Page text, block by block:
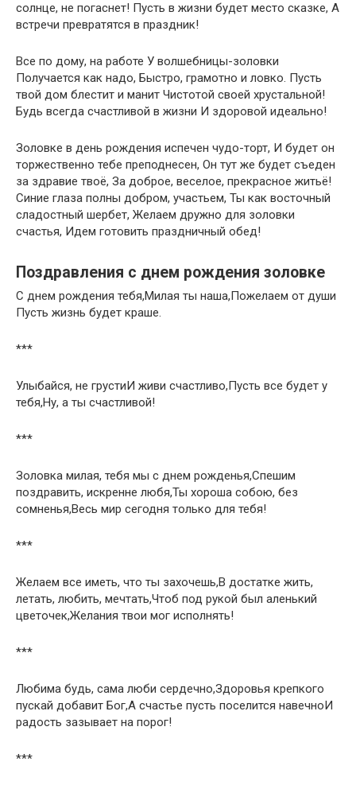
солнце, не погаснет! Пусть в жизни будет место сказке, А
встречи превратятся в праздник!
Все по дому, на работе У волшебницы-золовки
Получается как надо, Быстро, грамотно и ловко. Пусть
твой дом блестит и манит Чистотой своей хрустальной!
Будь всегда счастливой в жизни И здоровой идеально!
Золовке в день рождения испечен чудо-торт, И будет он
торжественно тебе преподнесен, Он тут же будет съеден
за здравие твоё, За доброе, веселое, прекрасное житьё!
Синие глаза полны добром, участьем, Ты как восточный
сладостный шербет, Желаем дружно для золовки
счастья, Идем готовить праздничный обед!
Поздравления с днем рождения золовке
С днем рождения тебя,Милая ты наша,Пожелаем от души
Пусть жизнь будет краше.
***
Улыбайся, не грустиИ живи счастливо,Пусть все будет у
тебя,Ну, а ты счастливой!
***
Золовка милая, тебя мы с днем рожденья,Спешим
поздравить, искренне любя,Ты хороша собою, без
сомненья,Весь мир сегодня только для тебя!
***
Желаем все иметь, что ты захочешь,В достатке жить,
летать, любить, мечтать,Чтоб под рукой был аленький
цветочек,Желания твои мог исполнять!
***
Любима будь, сама люби сердечно,Здоровья крепкого
пускай добавит Бог,А счастье пусть поселится навечноИ
радость зазывает на порог!
***